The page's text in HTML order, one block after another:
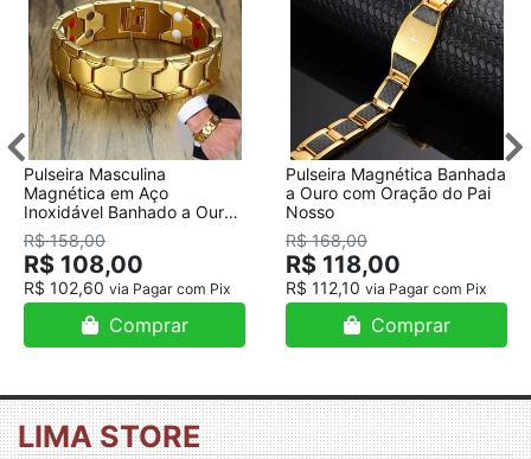
Pulseira Masculina
Magnética em Aço
Inoxidável Banhado a Ouro
18K
R$ 158,00
R$ 108,00
R$ 102,60 via Pagar com Pix
Comprar
Pulseira Magnética Banhada
a Ouro com Oração do Pai
Nosso
R$ 168,00
R$ 118,00
R$ 112,10 via Pagar com Pix
Comprar
LIMA STORE